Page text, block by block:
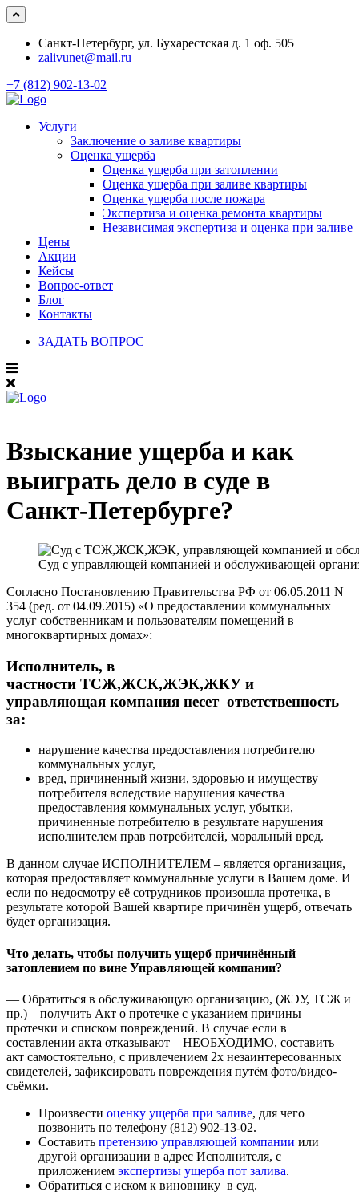
Санкт-Петербург, ул. Бухарестская д. 1 оф. 505
zalivunet@mail.ru
+7 (812) 902-13-02
Услуги
Заключение о заливе квартиры
Оценка ущерба
Оценка ущерба при затоплении
Оценка ущерба при заливе квартиры
Оценка ущерба после пожара
Экспертиза и оценка ремонта квартиры
Независимая экспертиза и оценка при заливе
Цены
Акции
Кейсы
Вопрос-ответ
Блог
Контакты
ЗАДАТЬ ВОПРОС
Взыскание ущерба и как
выиграть дело в суде в
Санкт-Петербурге?
Суд с управляющей компанией и обслуживающей
Согласно Постановлению Правительства РФ от 06.05.2011 N
354 (ред. от 04.09.2015) «О предоставлении коммунальных
услуг собственникам и пользователям помещений в
многоквартирных домах»:
Исполнитель, в
частности ТСЖ,ЖСК,ЖЭК,ЖКУ и
управляющая компания несет ответственность
за:
нарушение качества предоставления потребителю
коммунальных услуг,
вред, причиненный жизни, здоровью и имуществу
потребителя вследствие нарушения качества
предоставления коммунальных услуг, убытки,
причиненные потребителю в результате нарушения
исполнителем прав потребителей, моральный вред.
В данном случае ИСПОЛНИТЕЛЕМ – является организация,
которая предоставляет коммунальные услуги в Вашем доме. И
если по недосмотру её сотрудников произошла протечка, в
результате которой Вашей квартире причинён ущерб, отвечать
будет организация.
Что делать, чтобы получить ущерб причинённый
затоплением по вине Управляющей компании?
— Обратиться в обслуживающую организацию, (ЖЭУ, ТСЖ и
пр.) – получить Акт о протечке с указанием причины
протечки и списком повреждений. В случае если в
составлении акта отказывают – НЕОБХОДИМО, составить
акт самостоятельно, с привлечением 2х незаинтересованных
свидетелей, зафиксировать повреждения путём фото/видео-
съёмки.
Произвести оценку ущерба при заливе, для чего
позвонить по телефону (812) 902-13-02.
Составить претензию управляющей компании или
другой организации в адрес Исполнителя, с
приложением экспертизы ущерба пот залива.
Обратиться с иском к виновнику в суд.